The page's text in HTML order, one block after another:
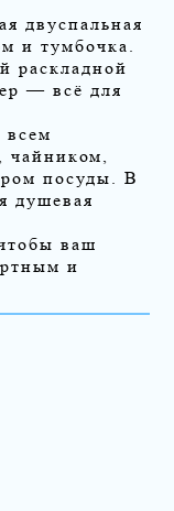
двуспальная
и тумбочка.
раскладной
— всё для
всем
чайником,
посуды. В
душевая
ваш
и